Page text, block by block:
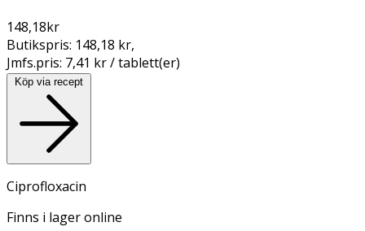
148,18kr
Butikspris: 148,18 kr,
Jmfs.pris: 7,41 kr / tablett(er)
Köp via recept
Ciprofloxacin
Finns i lager online